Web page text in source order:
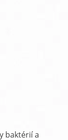
baktérií a